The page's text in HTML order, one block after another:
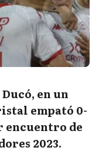
en un
empató 0-
encuentro de
2023.